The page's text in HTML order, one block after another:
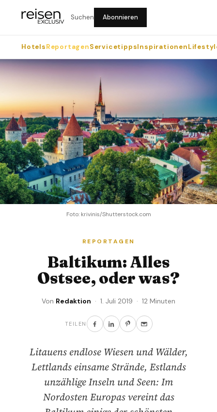
Suchen Abonnieren
HotelsReportagenServicetippsInspirationen
Foto: krivinis/Shutterstock.com
REPORTAGEN
Baltikum: Alles
Ostsee, oder was?
Von Redaktion · 1. Juli 2019 · 12 Minuten
TEILEN
Litauens endlose Wiesen und Wälder,
Lettlands einsame Strände, Estlands
unzählige Inseln und Seen: Im
Nordosten Europas vereint das